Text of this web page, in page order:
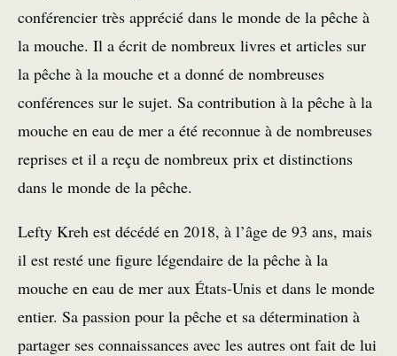
conférencier très apprécié dans le monde de la pêche à
la mouche. Il a écrit de nombreux livres et articles sur
la pêche à la mouche et a donné de nombreuses
conférences sur le sujet. Sa contribution à la pêche à la
mouche en eau de mer a été reconnue à de nombreuses
reprises et il a reçu de nombreux prix et distinctions
dans le monde de la pêche.
Lefty Kreh est décédé en 2018, à l’âge de 93 ans, mais
il est resté une figure légendaire de la pêche à la
mouche en eau de mer aux États-Unis et dans le monde
entier. Sa passion pour la pêche et sa détermination à
partager ses connaissances avec les autres ont fait de lui